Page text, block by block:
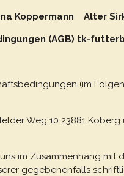
Koppermann Alter
(AGB) tk-
(im
Weg 10 23881
im Zusammenhang
gegebenenfalls